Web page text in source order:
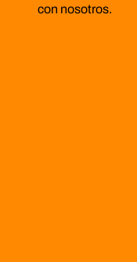
con nosotros.